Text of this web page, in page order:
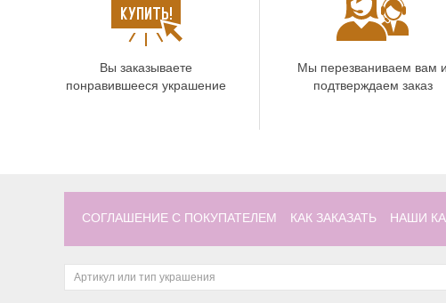
Вы заказываете
понравившееся украшение
Мы перезваниваем вам и
подтверждаем заказ
СОГЛАШЕНИЕ С ПОКУПАТЕЛЕМ КАК ЗАКАЗАТЬ НАШИ